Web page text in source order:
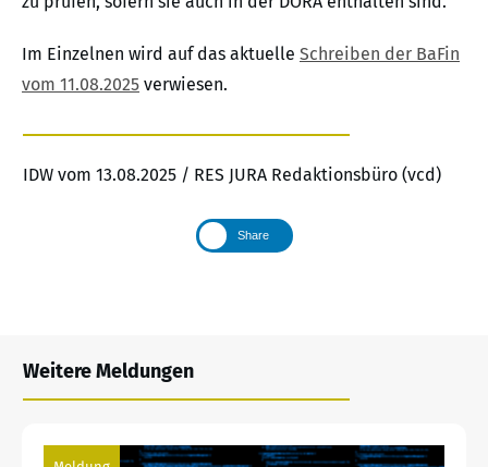
Im Einzelnen wird auf das aktuelle Schreiben der BaFin
vom 11.08.2025 verwiesen.
IDW vom 13.08.2025 / RES JURA Redaktionsbüro (vcd)
Share
Weitere Meldungen